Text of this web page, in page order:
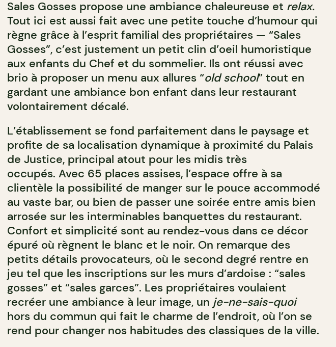
Sales Gosses propose une ambiance chaleureuse et relax.
Tout ici est aussi fait avec une petite touche d’humour qui
règne grâce à l’esprit familial des propriétaires — “Sales
Gosses”, c’est justement un petit clin d’oeil humoristique
aux enfants du Chef et du sommelier. Ils ont réussi avec
brio à proposer un menu aux allures “old school” tout en
gardant une ambiance bon enfant dans leur restaurant
volontairement décalé.
L’établissement se fond parfaitement dans le paysage et
profite de sa localisation dynamique à proximité du Palais
de Justice, principal atout pour les midis très
occupés. Avec 65 places assises, l’espace offre à sa
clientèle la possibilité de manger sur le pouce accommodé
au vaste bar, ou bien de passer une soirée entre amis bien
arrosée sur les interminables banquettes du restaurant.
Confort et simplicité sont au rendez-vous dans ce décor
épuré où règnent le blanc et le noir. On remarque des
petits détails provocateurs, où le second degré rentre en
jeu tel que les inscriptions sur les murs d’ardoise : “sales
gosses” et “sales garces”. Les propriétaires voulaient
recréer une ambiance à leur image, un je-ne-sais-quoi
hors du commun qui fait le charme de l’endroit, où l’on se
rend pour changer nos habitudes des classiques de la ville.